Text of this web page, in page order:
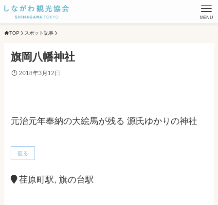
MENU
TOP スポット記事
旗岡八幡神社
2018年3月12日
元治元年奉納の大絵馬が残る 源氏ゆかりの神社
観る
荏原町駅, 旗の台駅